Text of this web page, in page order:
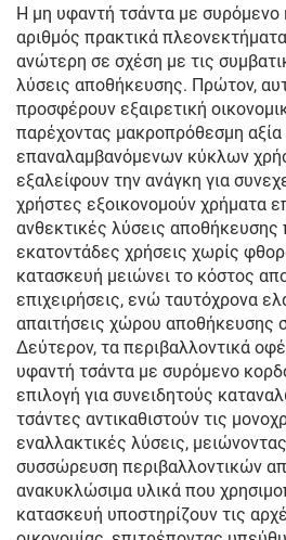
Τσάντα, Οικολογική
Χαρτοκιβώτιο Τσάντα
Ψώνισμα
Η μη υφαντή τσάντα με συρόμενο
αριθμός πρακτικά
ανώτερη σε σχέση με τις
λύσεις αποθήκευσης. Πρώτον,
προσφέρουν εξαιρετική
παρέχοντας μακροπρόθεσμη
επαναλαμβανόμενων κύκλων
εξαλείφουν την ανάγκη για
χρήστες εξοικονομούν χρήματα
ανθεκτικές λύσεις αποθήκευσης
εκατοντάδες χρήσεις χωρίς
κατασκευή μειώνει το κόστος
επιχειρήσεις, ενώ ταυτόχρονα
απαιτήσεις χώρου αποθήκευσης
Δεύτερον, τα περιβαλλοντικά
υφαντή τσάντα με συρόμενο
επιλογή για συνειδητούς
τσάντες αντικαθιστούν τις
εναλλακτικές λύσεις,
συσσώρευση περιβαλλοντικών
ανακυκλώσιμα υλικά που
κατασκευή υποστηρίζουν τις